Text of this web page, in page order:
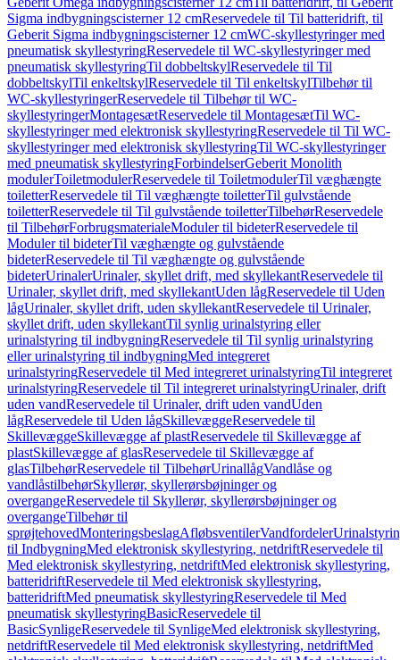
Sigma indbygningscisterner 12 cmReservedele til Til batteridrift, til
Geberit Sigma indbygningscisterner 12 cmWC-skyllestyringer med
pneumatisk skyllestyringReservedele til WC-skyllestyringer med
pneumatisk skyllestyringTil dobbeltskylReservedele til Til
dobbeltskylTil enkeltskylReservedele til Til enkeltskylTilbehør til
WC-skyllestyringerReservedele til Tilbehør til WC-
skyllestyringerMontagesætReservedele til MontagesætTil WC-
skyllestyringer med elektronisk skyllestyringReservedele til Til WC-
skyllestyringer med elektronisk skyllestyringTil WC-skyllestyringer
med pneumatisk skyllestyringForbindelserGeberit Monolith
modulerToiletmodulerReservedele til ToiletmodulerTil væghængte
toiletterReservedele til Til væghængte toiletterTil gulvstående
toiletterReservedele til Til gulvstående toiletterTilbehørReservedele
til TilbehørForbrugsmaterialeModuler til bideterReservedele til
Moduler til bideterTil væghængte og gulvstående
bideterReservedele til Til væghængte og gulvstående
bideterUrinalerUrinaler, skyllet drift, med skyllekantReservedele til
Urinaler, skyllet drift, med skyllekantUden lågReservedele til Uden
lågUrinaler, skyllet drift, uden skyllekantReservedele til Urinaler,
skyllet drift, uden skyllekantTil synlig urinalstyring eller
urinalstyring til indbygningReservedele til Til synlig urinalstyring
eller urinalstyring til indbygningMed integreret
urinalstyringReservedele til Med integreret urinalstyringTil integreret
urinalstyringReservedele til Til integreret urinalstyringUrinaler, drift
uden vandReservedele til Urinaler, drift uden vandUden
lågReservedele til Uden lågSkillevæggeReservedele til
SkillevæggeSkillevægge af plastReservedele til Skillevægge af
plastSkillevægge af glasReservedele til Skillevægge af
glasTilbehørReservedele til TilbehørUrinallågVandlåse og
vandlåstilbehørSkyllerør, skyllerørsbøjninger og
overgangeReservedele til Skyllerør, skyllerørsbøjninger og
overgangeTilbehør til
sprøjtehovedMonteringsbeslagAfløbsventilerVandfordeler
til IndbygningMed elektronisk skyllestyring, netdriftReservedele til
Med elektronisk skyllestyring, netdriftMed elektronisk skyllestyring,
batteridriftReservedele til Med elektronisk skyllestyring,
batteridriftMed pneumatisk skyllestyringReservedele til Med
pneumatisk skyllestyringBasicReservedele til
BasicSynligeReservedele til SynligeMed elektronisk skyllestyring,
netdriftReservedele til Med elektronisk skyllestyring, netdriftMed